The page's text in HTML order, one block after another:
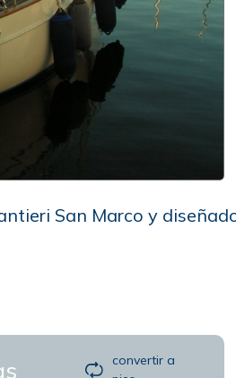
San Marco y
convertir a